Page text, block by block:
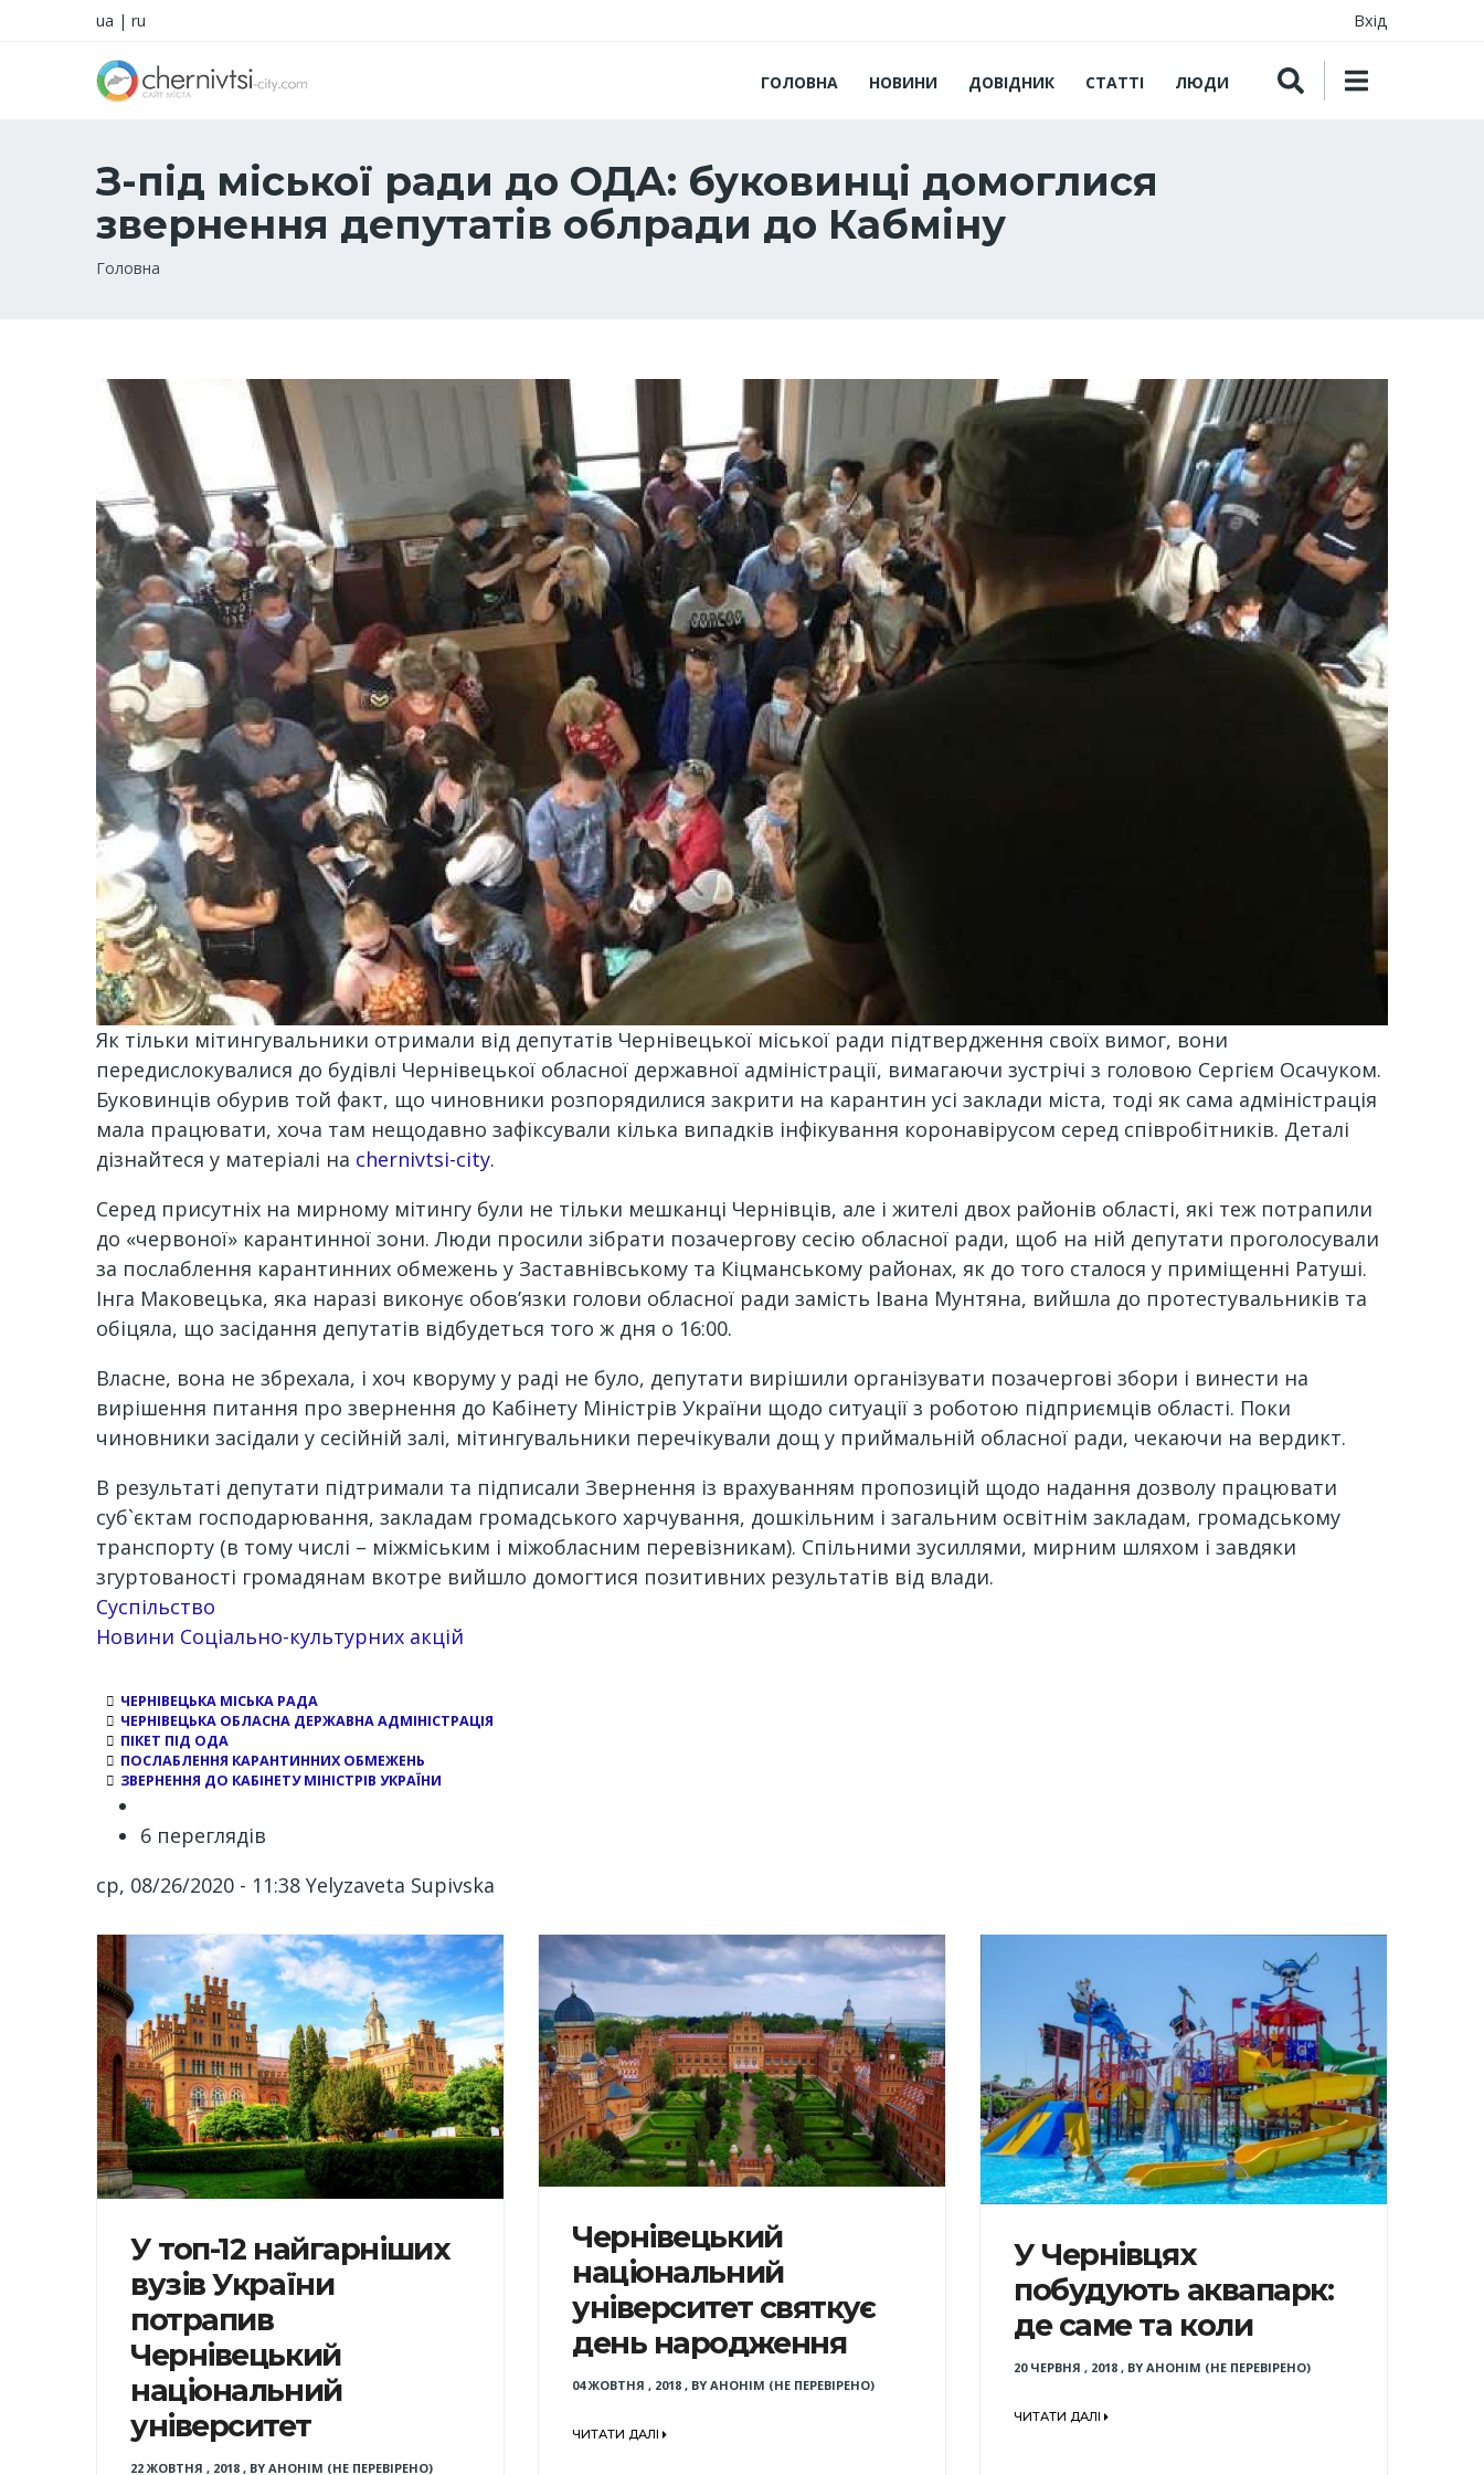
ua | ru Вхід
ГОЛОВНА НОВИНИ ДОВІДНИК СТАТТІ ЛЮДИ
З-під міської ради до ОДА: буковинці домоглися
звернення депутатів облради до Кабміну
Рядок
Головна
Як тільки мітингувальники отримали від депутатів Чернівецької міської ради підтвердження своїх вимог, вони
передислокувалися до будівлі Чернівецької обласної державної адміністрації, вимагаючи зустрічі з головою Сергієм Осачуком.
Буковинців обурив той факт, що чиновники розпорядилися закрити на карантин усі заклади міста, тоді як сама адміністрація
мала працювати, хоча там нещодавно зафіксували кілька випадків інфікування коронавірусом серед співробітників. Деталі
дізнайтеся у матеріалі на chernivtsi-city.
Серед присутніх на мирному мітингу були не тільки мешканці Чернівців, але і жителі двох районів області, які теж потрапили
до «червоної» карантинної зони. Люди просили зібрати позачергову сесію обласної ради, щоб на ній депутати проголосували
за послаблення карантинних обмежень у Заставнівському та Кіцманському районах, як до того сталося у приміщенні Ратуші.
Інга Маковецька, яка наразі виконує обов’язки голови обласної ради замість Івана Мунтяна, вийшла до протестувальників та
обіцяла, що засідання депутатів відбудеться того ж дня о 16:00.
Власне, вона не збрехала, і хоч кворуму у раді не було, депутати вирішили організувати позачергові збори і винести на
вирішення питання про звернення до Кабінету Міністрів України щодо ситуації з роботою підприємців області. Поки
чиновники засідали у сесійній залі, мітингувальники перечікували дощ у приймальній обласної ради, чекаючи на вердикт.
В результаті депутати підтримали та підписали Звернення із врахуванням пропозицій щодо надання дозволу працювати
суб`єктам господарювання, закладам громадського харчування, дошкільним і загальним освітнім закладам, громадському
транспорту (в тому числі – міжміським і міжобласним перевізникам). Спільними зусиллями, мирним шляхом і завдяки
згуртованості громадянам вкотре вийшло домогтися позитивних результатів від влади.
Суспільство
Новини Соціально-культурних акцій
ЧЕРНІВЕЦЬКА МІСЬКА РАДА
ЧЕРНІВЕЦЬКА ОБЛАСНА ДЕРЖАВНА АДМІНІСТРАЦІЯ
ПІКЕТ ПІД ОДА
ПОСЛАБЛЕННЯ КАРАНТИННИХ ОБМЕЖЕНЬ
ЗВЕРНЕННЯ ДО КАБІНЕТУ МІНІСТРІВ УКРАЇНИ
6 переглядів
ср, 08/26/2020 - 11:38 Yelyzaveta Supivska
У топ-12 найгарніших
вузів України
потрапив
Чернівецький
національний
університет
22 ЖОВТНЯ , 2018 , BY АНОНІМ (НЕ ПЕРЕВІРЕНО)
Чернівецький
національний
університет святкує
день народження
04 ЖОВТНЯ , 2018, BY АНОНІМ (НЕ ПЕРЕВІРЕНО)
ЧИТАТИ ДАЛІ
У Чернівцях
побудують аквапарк:
де саме та коли
20 ЧЕРВНЯ , 2018, BY АНОНІМ (НЕ ПЕРЕВІРЕНО)
ЧИТАТИ ДАЛІ